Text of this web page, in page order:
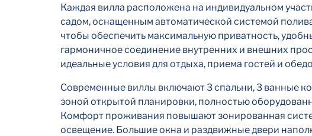
Каждая вилла расположена на индивидуальном
садом, оснащенным автоматической системой
чтобы обеспечить максимальную приватность,
гармоничное соединение внутренних и внешних
идеальные условия для отдыха, приема гостей и
Современные виллы включают 3 спальни, 3 ванные
зоной открытой планировки, полностью
Комфорт проживания повышают зонированная
освещение. Большие окна и раздвижные двери